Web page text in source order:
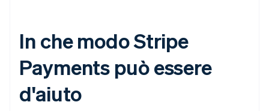
In che modo Stripe
Payments può essere
d'aiuto